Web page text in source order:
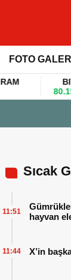
FOTO GALERİ
80.155,00
Sıcak
hayvan
11:51
X’in
11:44